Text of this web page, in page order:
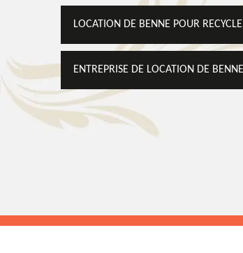
LOCATION DE BENNE POUR
ENTREPRISE DE LOCATION DE